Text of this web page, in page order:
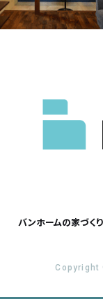
バンホームの家づくり
Copyright